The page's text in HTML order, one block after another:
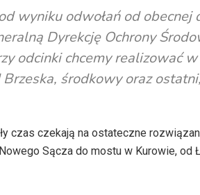
wyniku odwołań od obecnej
Dyrekcję Ochrony
odcinki chcemy realizować w
środkowy oraz
czas czekają na ostateczne
Sącza do mostu w Kurowie, od